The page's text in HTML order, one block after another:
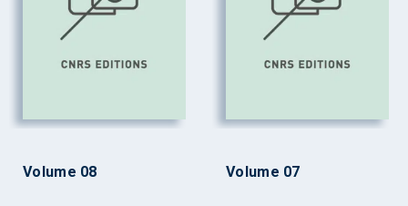
Volume 08 Volume 07